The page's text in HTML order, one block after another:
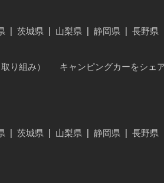
茨城県 山梨県 静岡県 長野県
り組み）
キャンピングカーをシェ
茨城県 山梨県 静岡県 長野県